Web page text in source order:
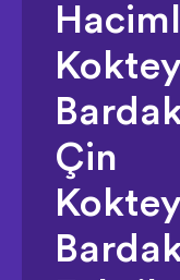
Kokteyl
Çin
Kokteyl